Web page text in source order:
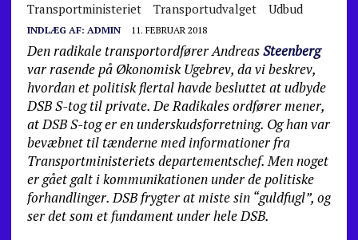
Transportministeriet
Transportudvalget Udbud
INDLÆG AF: ADMIN 11. FEBRUAR 2018
Den radikale transportordfører AndreasSteenberg
var rasende på Økonomisk Ugebrev, da vi beskrev,
hvordan et politisk flertal havde besluttet at udbyde
DSB S-tog til private. De Radikales ordfører mener,
at DSB S-tog er en underskudsforretning. Og han var
bevæbnet til tænderne med informationer fra
Transportministeriets departementschef. Men noget
er gået galt i kommunikationen under de politiske
forhandlinger. DSB frygter at miste sin “guldfugl”, og
ser det som et fundament under hele DSB.